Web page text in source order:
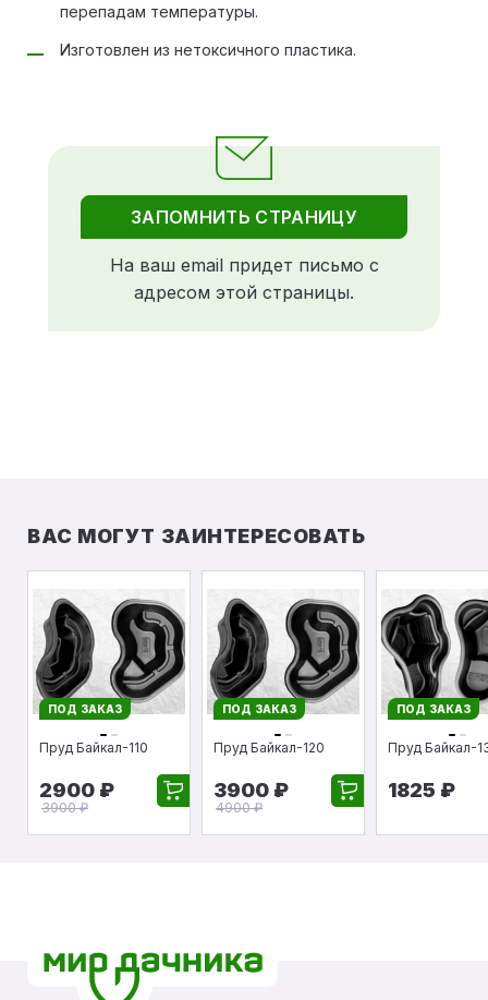
перепадам температуры.
Изготовлен из нетоксичного пластика.
ЗАПОМНИТЬ СТРАНИЦУ
На ваш email придет письмо с
адресом этой страницы.
ВАС МОГУТ ЗАИНТЕРЕСОВАТЬ
ПОД ЗАКАЗ
Пруд Байкал-110
2900 ₽
3900 ₽
ПОД ЗАКАЗ
Пруд Байкал-120
3900 ₽
4900 ₽
ПОД ЗАКАЗ
Пруд Байкал-
1825 ₽